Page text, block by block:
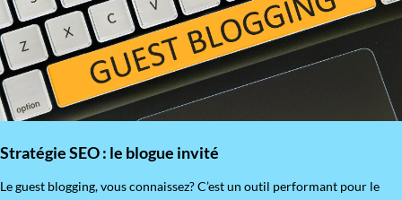
Stratégie SEO : le blogue invité
​Le guest blogging, vous connaissez? C’est un outil performant pour le